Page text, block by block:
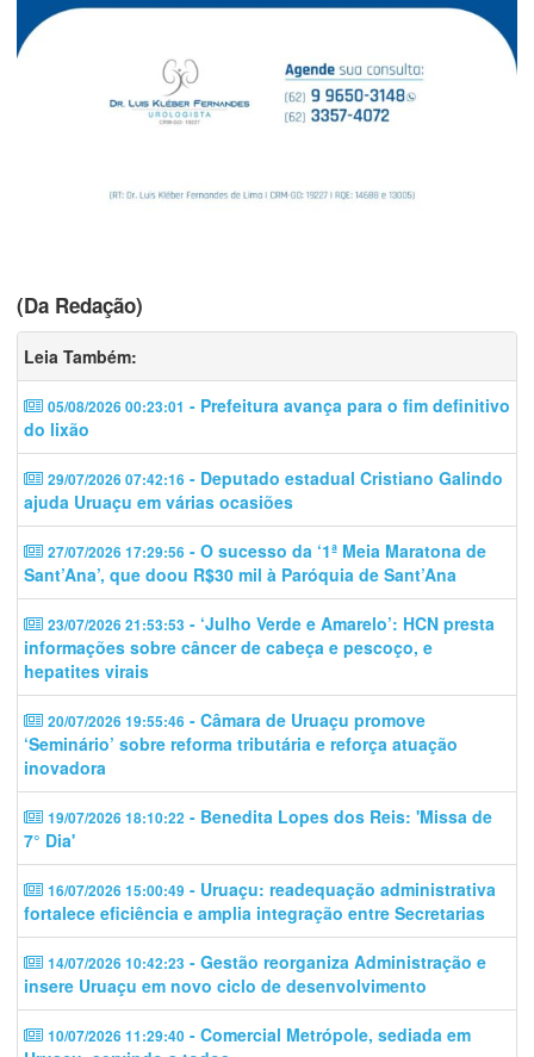
(Da Redação)
Leia Também:
05/08/2026 00:23:01 - Prefeitura avança para o fim definitivo
do lixão
29/07/2026 07:42:16 - Deputado estadual Cristiano Galindo
ajuda Uruaçu em várias ocasiões
27/07/2026 17:29:56 - O sucesso da ‘1ª Meia Maratona de
Sant’Ana’, que doou R$30 mil à Paróquia de Sant’Ana
23/07/2026 21:53:53 - ‘Julho Verde e Amarelo’: HCN presta
informações sobre câncer de cabeça e pescoço, e
hepatites virais
20/07/2026 19:55:46 - Câmara de Uruaçu promove
‘Seminário’ sobre reforma tributária e reforça atuação
inovadora
19/07/2026 18:10:22 - Benedita Lopes dos Reis: 'Missa de
7° Dia'
16/07/2026 15:00:49 - Uruaçu: readequação administrativa
fortalece eficiência e amplia integração entre Secretarias
14/07/2026 10:42:23 - Gestão reorganiza Administração e
insere Uruaçu em novo ciclo de desenvolvimento
10/07/2026 11:29:40 - Comercial Metrópole, sediada em